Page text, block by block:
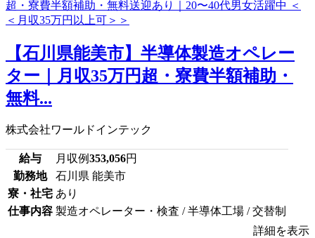
【石川県能美市】半導体製造オペレー
ター｜月収35万円超・寮費半額補助・
無料...
株式会社ワールドインテック
給与 月収例353,056円
勤務地
石川県 能美市
寮・社宅 あり
仕事内容 製造オペレーター・検査 / 半導体工場 / 交替制
詳細を表示